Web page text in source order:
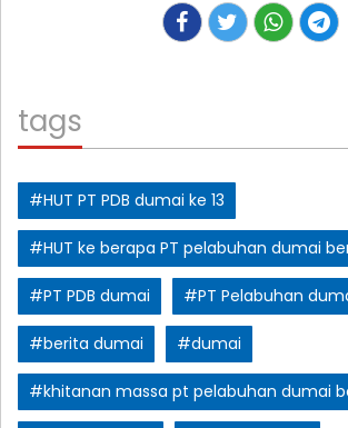
tags
#HUT PT PDB dumai ke 13
#HUT ke berapa PT pelabuhan dumai
#PT PDB dumai #PT Pelabuhan
#berita dumai #dumai
#khitanan massa pt pelabuhan dumai